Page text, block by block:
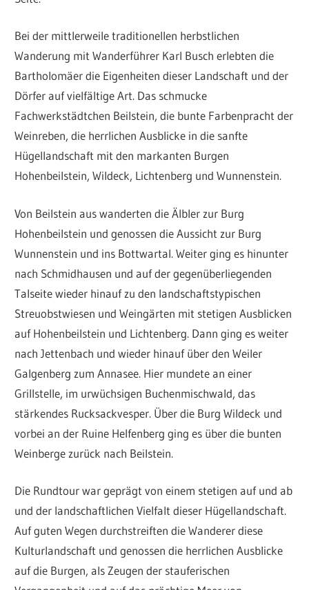
Bei der mittlerweile traditionellen herbstlichen
Wanderung mit Wanderführer Karl Busch erlebten die
Bartholomäer die Eigenheiten dieser Landschaft und der
Dörfer auf vielfältige Art. Das schmucke
Fachwerkstädtchen Beilstein, die bunte Farbenpracht der
Weinreben, die herrlichen Ausblicke in die sanfte
Hügellandschaft mit den markanten Burgen
Hohenbeilstein, Wildeck, Lichtenberg und Wunnenstein.
Von Beilstein aus wanderten die Älbler zur Burg
Hohenbeilstein und genossen die Aussicht zur Burg
Wunnenstein und ins Bottwartal. Weiter ging es hinunter
nach Schmidhausen und auf der gegenüberliegenden
Talseite wieder hinauf zu den landschaftstypischen
Streuobstwiesen und Weingärten mit stetigen Ausblicken
auf Hohenbeilstein und Lichtenberg. Dann ging es weiter
nach Jettenbach und wieder hinauf über den Weiler
Galgenberg zum Annasee. Hier mundete an einer
Grillstelle, im urwüchsigen Buchenmischwald, das
stärkendes Rucksackvesper. Über die Burg Wildeck und
vorbei an der Ruine Helfenberg ging es über die bunten
Weinberge zurück nach Beilstein.
Die Rundtour war geprägt von einem stetigen auf und ab
und der landschaftlichen Vielfalt dieser Hügellandschaft.
Auf guten Wegen durchstreiften die Wanderer diese
Kulturlandschaft und genossen die herrlichen Ausblicke
auf die Burgen, als Zeugen der stauferischen